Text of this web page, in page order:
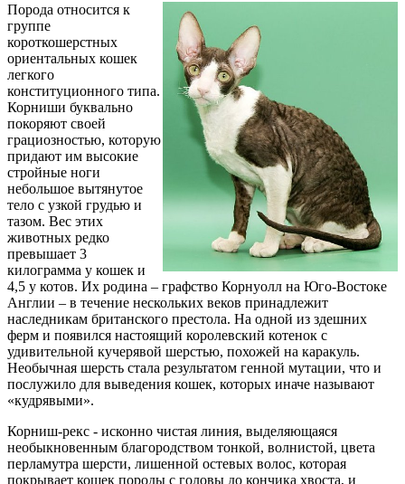
Порода относится к
группе
короткошерстных
ориентальных кошек
легкого
конституционного типа.
Корниши буквально
покоряют своей
грациозностью, которую
придают им высокие
стройные ноги
небольшое вытянутое
тело с узкой грудью и
тазом. Вес этих
животных редко
превышает 3
килограмма у кошек и
4,5 у котов. Их родина – графство Корнуолл на Юго-Востоке
Англии – в течение нескольких веков принадлежит
наследникам британского престола. На одной из здешних
ферм и появился настоящий королевский котенок с
удивительной кучерявой шерстью, похожей на каракуль.
Необычная шерсть стала результатом генной мутации, что и
послужило для выведения кошек, которых иначе называют
«кудрявыми».
Корниш-рекс - исконно чистая линия, выделяющаяся
необыкновенным благородством тонкой, волнистой, цвета
перламутра шерсти, лишенной остевых волос, которая
покрывает кошек породы с головы до кончика хвоста, и